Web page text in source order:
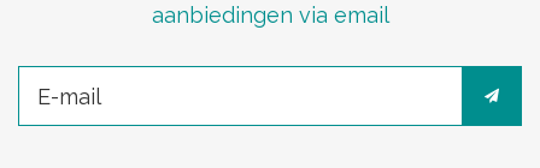
aanbiedingen via email